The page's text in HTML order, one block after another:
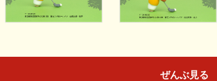
ぜんぶ見る